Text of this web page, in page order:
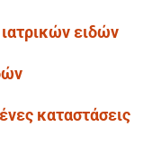
ειδών
καταστάσεις